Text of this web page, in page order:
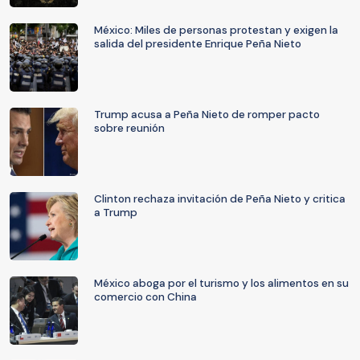
México: Miles de personas protestan y exigen la
salida del presidente Enrique Peña Nieto
Trump acusa a Peña Nieto de romper pacto
sobre reunión
Clinton rechaza invitación de Peña Nieto y critica
a Trump
México aboga por el turismo y los alimentos en su
comercio con China